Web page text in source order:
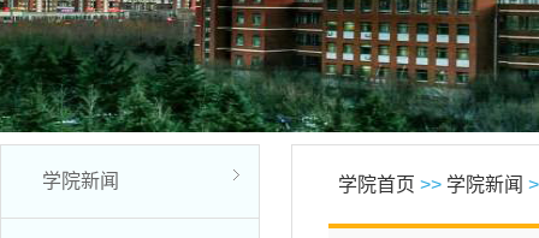
学院新闻 学院首页 >> 学院新闻